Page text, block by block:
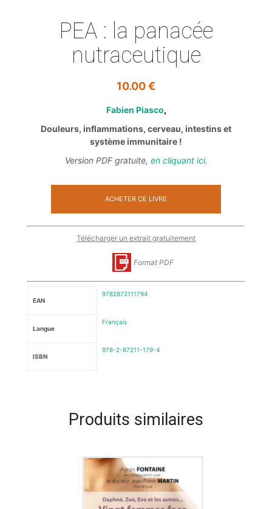
PEA : la panacée
nutraceutique
10.00€
Fabien Piasco
Douleurs, inflammations, cerveau, intestins et
système immunitaire !
Version PDF gratuite, en cliquant ici.
ACHETER CE LIVRE
Télécharger un extrait gratuitement
Format PDF
EAN
9782872111794
Langue
Français
ISBN
978-2-87211-179-4
Produits similaires